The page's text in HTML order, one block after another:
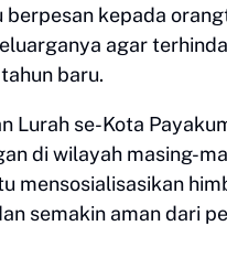
kepada
agar
baru.
Lurah se-Kota
di wilayah masing-
mensosialisasikan
semakin aman dari